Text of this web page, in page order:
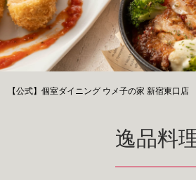
【公式】個室ダイニング ウメ子の家 新宿東口店
逸品料